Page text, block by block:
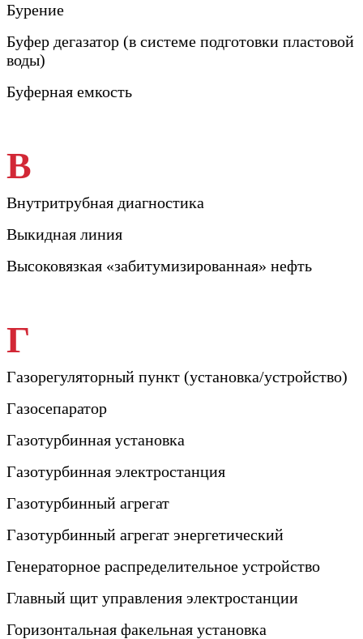
Бурение
Буфер дегазатор (в системе подготовки пластовой
воды)
Буферная емкость
В
Внутритрубная диагностика
Выкидная линия
Высоковязкая «забитумизированная» нефть
Г
Газорегуляторный пункт (установка/устройство)
Газосепаратор
Газотурбинная установка
Газотурбинная электростанция
Газотурбинный агрегат
Газотурбинный агрегат энергетический
Генераторное распределительное устройство
Главный щит управления электростанции
Горизонтальная факельная установка